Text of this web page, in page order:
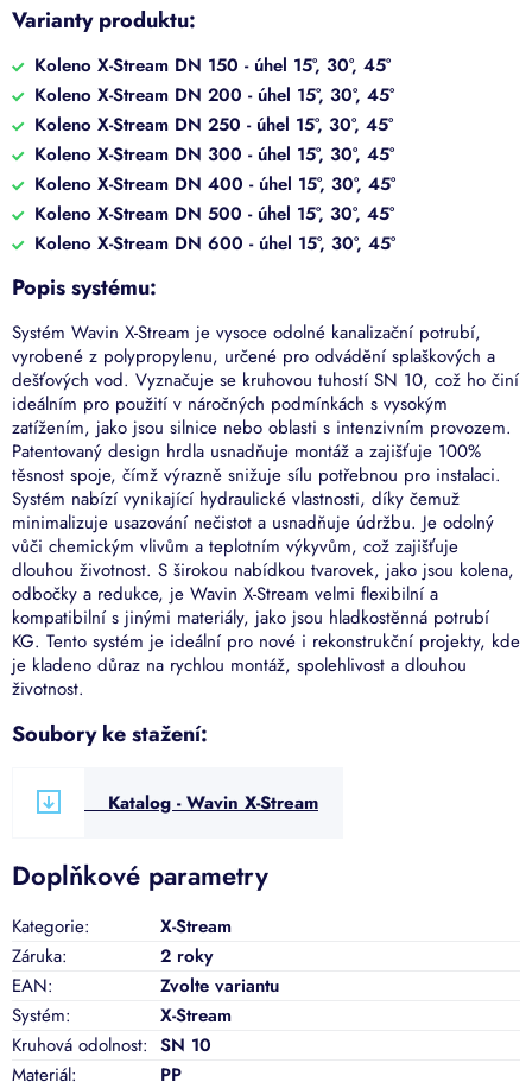
Varianty produktu:
Koleno X-Stream DN 150 - úhel 15°, 30°, 45°
Koleno X-Stream DN 200 - úhel 15°, 30°, 45°
Koleno X-Stream DN 250 - úhel 15°, 30°, 45°
Koleno X-Stream DN 300 - úhel 15°, 30°, 45°
Koleno X-Stream DN 400 - úhel 15°, 30°, 45°
Koleno X-Stream DN 500 - úhel 15°, 30°, 45°
Koleno X-Stream DN 600 - úhel 15°, 30°, 45°
Popis systému:
Systém Wavin X-Stream je vysoce odolné kanalizační potrubí,
vyrobené z polypropylenu, určené pro odvádění splaškových a
dešťových vod. Vyznačuje se kruhovou tuhostí SN 10, což ho činí
ideálním pro použití v náročných podmínkách s vysokým
zatížením, jako jsou silnice nebo oblasti s intenzivním provozem.
Patentovaný design hrdla usnadňuje montáž a zajišťuje 100%
těsnost spoje, čímž výrazně snižuje sílu potřebnou pro instalaci.
Systém nabízí vynikající hydraulické vlastnosti, díky čemuž
minimalizuje usazování nečistot a usnadňuje údržbu. Je odolný
vůči chemickým vlivům a teplotním výkyvům, což zajišťuje
dlouhou životnost. S širokou nabídkou tvarovek, jako jsou kolena,
odbočky a redukce, je Wavin X-Stream velmi flexibilní a
kompatibilní s jinými materiály, jako jsou hladkostěnná potrubí
KG. Tento systém je ideální pro nové i rekonstrukční projekty, kde
je kladeno důraz na rychlou montáž, spolehlivost a dlouhou
životnost.
Soubory ke stažení:
Katalog - Wavin X-Stream
Doplňkové parametry
Kategorie:
X-Stream
Záruka:
2 roky
EAN:
Zvolte variantu
Systém:
X-Stream
Kruhová odolnost: SN 10
Materiál: PP